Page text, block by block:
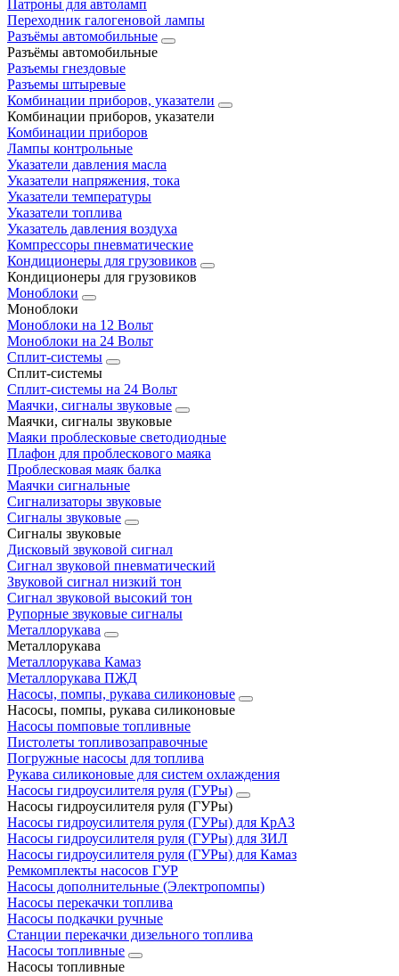
Патроны для автоламп
Переходник галогеновой лампы
Разъёмы автомобильные
Разъёмы автомобильные
Разъемы гнездовые
Разъемы штыревые
Комбинации приборов, указатели
Комбинации приборов, указатели
Комбинации приборов
Лампы контрольные
Указатели давления масла
Указатели напряжения, тока
Указатели температуры
Указатели топлива
Указатель давления воздуха
Компрессоры пневматические
Кондиционеры для грузовиков
Кондиционеры для грузовиков
Моноблоки
Моноблоки
Моноблоки на 12 Вольт
Моноблоки на 24 Вольт
Сплит-системы
Сплит-системы
Сплит‑системы на 24 Вольт
Маячки, сигналы звуковые
Маячки, сигналы звуковые
Маяки проблесковые светодиодные
Плафон для проблескового маяка
Проблесковая маяк балка
Маячки сигнальные
Сигнализаторы звуковые
Сигналы звуковые
Сигналы звуковые
Дисковый звуковой сигнал
Сигнал звуковой пневматический
Звуковой сигнал низкий тон
Сигнал звуковой высокий тон
Рупорные звуковые сигналы
Металлорукава
Металлорукава
Металлорукава Камаз
Металлорукава ПЖД
Насосы, помпы, рукава силиконовые
Насосы, помпы, рукава силиконовые
Насосы помповые топливные
Пистолеты топливозаправочные
Погружные насосы для топлива
Рукава силиконовые для систем охлаждения
Насосы гидроусилителя руля (ГУРы)
Насосы гидроусилителя руля (ГУРы)
Насосы гидроусилителя руля (ГУРы) для КрАЗ
Насосы гидроусилителя руля (ГУРы) для ЗИЛ
Насосы гидроусилителя руля (ГУРы) для Камаз
Ремкомплекты насосов ГУР
Насосы дополнительные (Электропомпы)
Насосы перекачки топлива
Насосы подкачки ручные
Станции перекачки дизельного топлива
Насосы топливные
Насосы топливные